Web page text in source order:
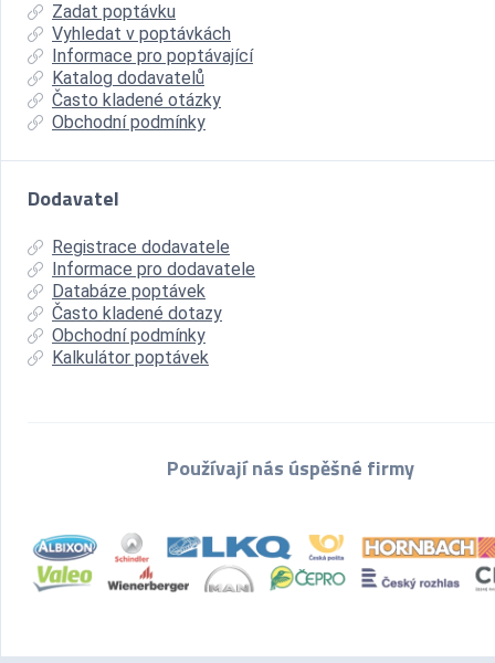
Zadat poptávku
Vyhledat v poptávkách
Informace pro poptávající
Katalog dodavatelů
Často kladené otázky
Obchodní podmínky
Dodavatel
Registrace dodavatele
Informace pro dodavatele
Databáze poptávek
Často kladené dotazy
Obchodní podmínky
Kalkulátor poptávek
Používají nás úspěšné firmy